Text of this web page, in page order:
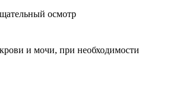
осмотр
и мочи, при необходимости